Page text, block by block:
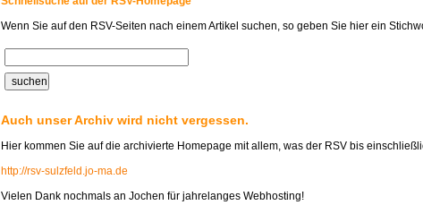
Wenn Sie auf den RSV-Seiten nach einem Artikel suchen, so geben Sie hier ein
Auch unser Archiv wird nicht vergessen.
Hier kommen Sie auf die archivierte Homepage mit allem, was der RSV bis
http://rsv-sulzfeld.jo-ma.de
Vielen Dank nochmals an Jochen für jahrelanges Webhosting!